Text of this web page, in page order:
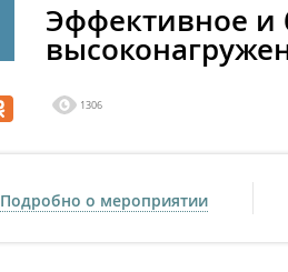
Эффективное и
1306
Подробно о мероприятии